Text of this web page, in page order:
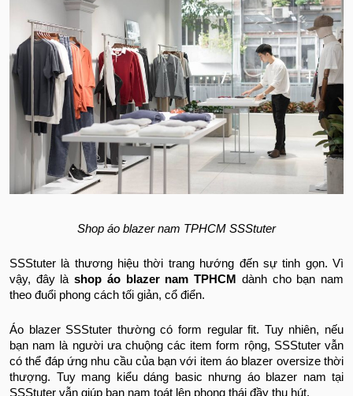
Shop áo blazer nam TPHCM SSStuter
SSStuter là thương hiệu thời trang hướng đến sự tinh gọn. Vì
vậy, đây là shop áo blazer nam TPHCM
dành cho bạn nam
theo đuổi phong cách tối giản, cổ điển.
Áo blazer SSStuter thường có form regular fit. Tuy nhiên, nếu
bạn nam là người ưa chuộng các item form rộng, SSStuter vẫn
có thể đáp ứng nhu cầu của bạn với item áo blazer oversize thời
thượng. Tuy mang kiểu dáng basic nhưng áo blazer nam tại
SSStuter vẫn giúp bạn nam toát lên phong thái đầy thu hút.